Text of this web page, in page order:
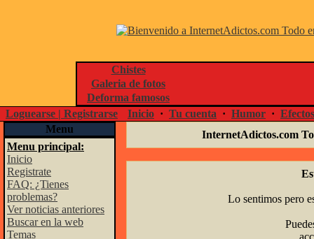
Chistes
Galeria de fotos
Deforma famosos
Loguearse | Registrarse
Inicio · Tu cuenta · Humor ·
Menu
Menu principal:
Inicio
Registrate
FAQ: ¿Tienes
problemas?
Ver noticias anteriores
Buscar en la web
Temas
InternetAdictos.com
Lo sentimos pero